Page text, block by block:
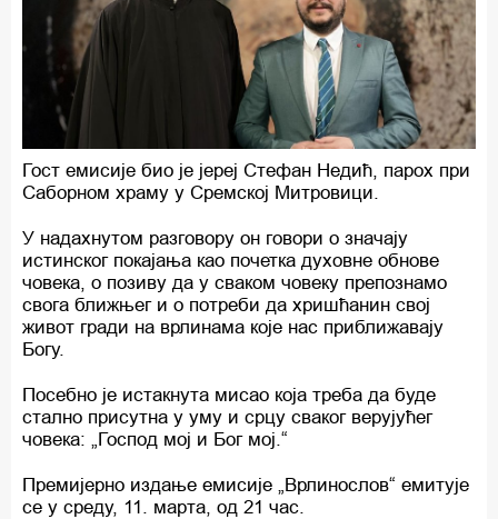
Гост емисије био је јереј Стефан Недић, парох при
Саборном храму у Сремској Митровици.
У надахнутом разговору он говори о значају
истинског покајања као почетка духовне обнове
човека, о позиву да у сваком човеку препознамо
свога ближњег и о потреби да хришћанин свој
живот гради на врлинама које нас приближавају
Богу.
Посебно је истакнута мисао која треба да буде
стално присутна у уму и срцу сваког верујућег
човека: „Господ мој и Бог мој.“
Премијерно издање емисије „Врлинослов“ емитује
се у среду, 11. марта, од 21 час.